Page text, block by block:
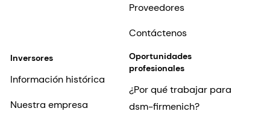
Proveedores
Contáctenos
Inversores
Información histórica
Nuestra empresa
Oportunidades
profesionales
¿Por qué trabajar para
dsm-firmenich?